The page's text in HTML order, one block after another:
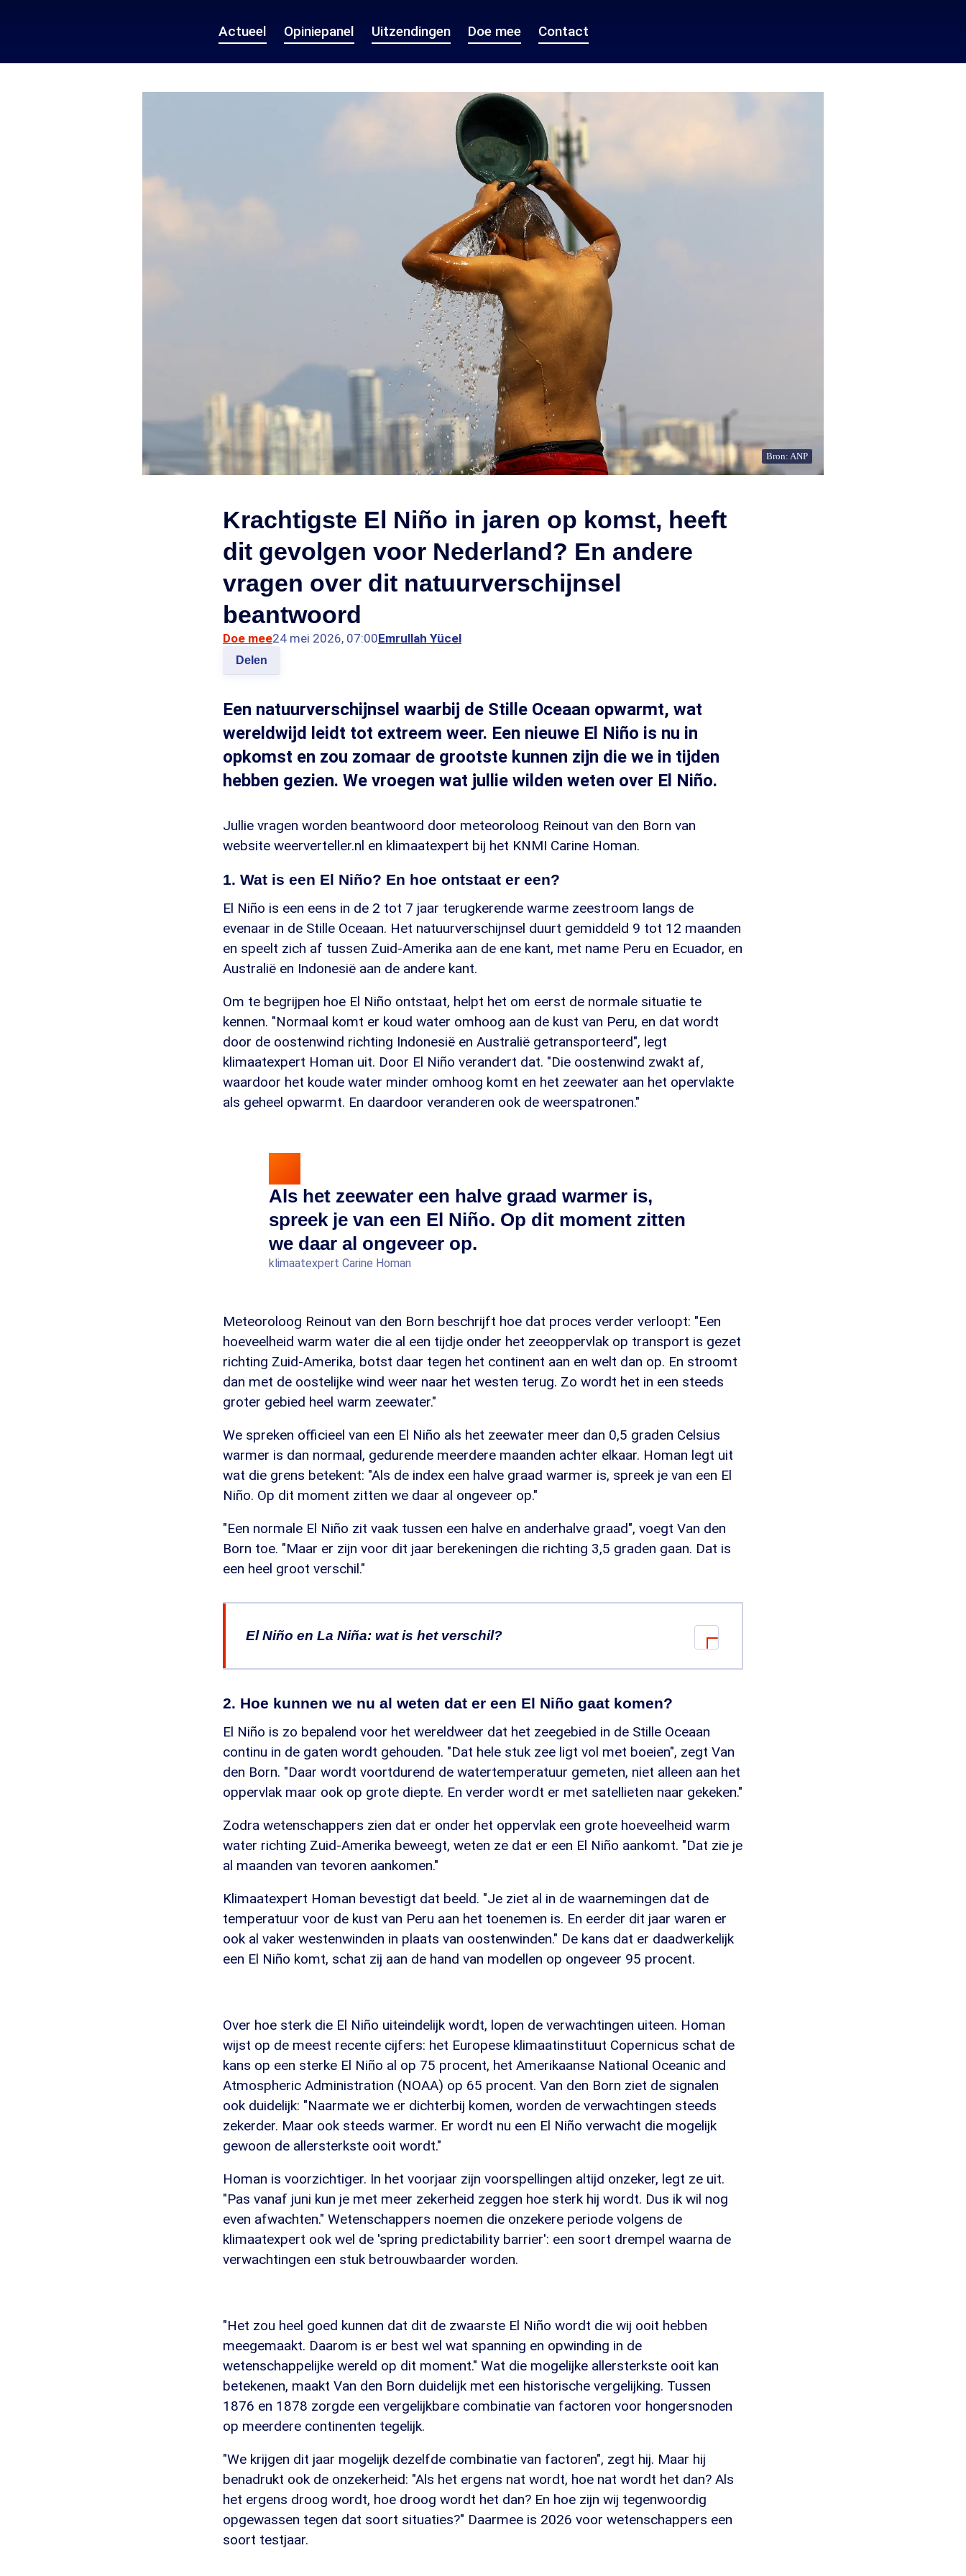
Actueel Opiniepanel Uitzendingen Doe mee Contact
Bron: ANP
Krachtigste El Niño in jaren op komst, heeft
dit gevolgen voor Nederland? En andere
vragen over dit natuurverschijnsel
beantwoord
Doe mee24 mei 2026, 07:00Emrullah Yücel
Delen
Een natuurverschijnsel waarbij de Stille Oceaan opwarmt, wat
wereldwijd leidt tot extreem weer. Een nieuwe El Niño is nu in
opkomst en zou zomaar de grootste kunnen zijn die we in tijden
hebben gezien. We vroegen wat jullie wilden weten over El Niño.
Jullie vragen worden beantwoord door meteoroloog Reinout van den Born van
website weerverteller.nl en klimaatexpert bij het KNMI Carine Homan.
1. Wat is een El Niño? En hoe ontstaat er een?
El Niño is een eens in de 2 tot 7 jaar terugkerende warme zeestroom langs de
evenaar in de Stille Oceaan. Het natuurverschijnsel duurt gemiddeld 9 tot 12 maanden
en speelt zich af tussen Zuid-Amerika aan de ene kant, met name Peru en Ecuador, en
Australië en Indonesië aan de andere kant.
Om te begrijpen hoe El Niño ontstaat, helpt het om eerst de normale situatie te
kennen. "Normaal komt er koud water omhoog aan de kust van Peru, en dat wordt
door de oostenwind richting Indonesië en Australië getransporteerd", legt
klimaatexpert Homan uit. Door El Niño verandert dat. "Die oostenwind zwakt af,
waardoor het koude water minder omhoog komt en het zeewater aan het opervlakte
als geheel opwarmt. En daardoor veranderen ook de weerspatronen."
Als het zeewater een halve graad warmer is,
spreek je van een El Niño. Op dit moment zitten
we daar al ongeveer op.
klimaatexpert Carine Homan
Meteoroloog Reinout van den Born beschrijft hoe dat proces verder verloopt: "Een
hoeveelheid warm water die al een tijdje onder het zeeoppervlak op transport is gezet
richting Zuid-Amerika, botst daar tegen het continent aan en welt dan op. En stroomt
dan met de oostelijke wind weer naar het westen terug. Zo wordt het in een steeds
groter gebied heel warm zeewater."
We spreken officieel van een El Niño als het zeewater meer dan 0,5 graden Celsius
warmer is dan normaal, gedurende meerdere maanden achter elkaar. Homan legt uit
wat die grens betekent: "Als de index een halve graad warmer is, spreek je van een El
Niño. Op dit moment zitten we daar al ongeveer op."
"Een normale El Niño zit vaak tussen een halve en anderhalve graad", voegt Van den
Born toe. "Maar er zijn voor dit jaar berekeningen die richting 3,5 graden gaan. Dat is
een heel groot verschil."
El Niño en La Niña: wat is het verschil?
van het verschijnsel vaak rond kerst valt.
Naast El Niño bestaat ook nog La Niña, de twee zijn elkaars tegenpolen. "La
Niña's doen in grote lijnen het tegenovergestelde", zegt Van den Born. Bij El
Niño is het zeewater warmer dan normaal; bij La Niña juist kouder. In normale
omstandigheden waait er langs de evenaar een oostenwind die koud water
Bij El Niño zwakt die wind af, waardoor het koude water minder omhoog komt
en de zee opwarmt. Na een El Niño volgt er regelmatig een La Niña, soms wel
2. Hoe kunnen we nu al weten dat er een El Niño gaat komen?
El Niño is zo bepalend voor het wereldweer dat het zeegebied in de Stille Oceaan
continu in de gaten wordt gehouden. "Dat hele stuk zee ligt vol met boeien", zegt Van
den Born. "Daar wordt voortdurend de watertemperatuur gemeten, niet alleen aan het
oppervlak maar ook op grote diepte. En verder wordt er met satellieten naar gekeken."
Zodra wetenschappers zien dat er onder het oppervlak een grote hoeveelheid warm
water richting Zuid-Amerika beweegt, weten ze dat er een El Niño aankomt. "Dat zie je
al maanden van tevoren aankomen."
Klimaatexpert Homan bevestigt dat beeld. "Je ziet al in de waarnemingen dat de
temperatuur voor de kust van Peru aan het toenemen is. En eerder dit jaar waren er
ook al vaker westenwinden in plaats van oostenwinden." De kans dat er daadwerkelijk
een El Niño komt, schat zij aan de hand van modellen op ongeveer 95 procent.
Over hoe sterk die El Niño uiteindelijk wordt, lopen de verwachtingen uiteen. Homan
wijst op de meest recente cijfers: het Europese klimaatinstituut Copernicus schat de
kans op een sterke El Niño al op 75 procent, het Amerikaanse National Oceanic and
Atmospheric Administration (NOAA) op 65 procent. Van den Born ziet de signalen
ook duidelijk: "Naarmate we er dichterbij komen, worden de verwachtingen steeds
zekerder. Maar ook steeds warmer. Er wordt nu een El Niño verwacht die mogelijk
gewoon de allersterkste ooit wordt."
Homan is voorzichtiger. In het voorjaar zijn voorspellingen altijd onzeker, legt ze uit.
"Pas vanaf juni kun je met meer zekerheid zeggen hoe sterk hij wordt. Dus ik wil nog
even afwachten." Wetenschappers noemen die onzekere periode volgens de
klimaatexpert ook wel de 'spring predictability barrier': een soort drempel waarna de
verwachtingen een stuk betrouwbaarder worden.
"Het zou heel goed kunnen dat dit de zwaarste El Niño wordt die wij ooit hebben
meegemaakt. Daarom is er best wel wat spanning en opwinding in de
wetenschappelijke wereld op dit moment." Wat die mogelijke allersterkste ooit kan
betekenen, maakt Van den Born duidelijk met een historische vergelijking. Tussen
1876 en 1878 zorgde een vergelijkbare combinatie van factoren voor hongersnoden
op meerdere continenten tegelijk.
"We krijgen dit jaar mogelijk dezelfde combinatie van factoren", zegt hij. Maar hij
benadrukt ook de onzekerheid: "Als het ergens nat wordt, hoe nat wordt het dan? Als
het ergens droog wordt, hoe droog wordt het dan? En hoe zijn wij tegenwoordig
opgewassen tegen dat soort situaties?" Daarmee is 2026 voor wetenschappers een
soort testjaar.